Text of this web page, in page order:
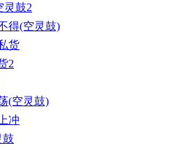
灵鼓2
得(空灵鼓)
货
2
(空灵鼓)
冲
鼓